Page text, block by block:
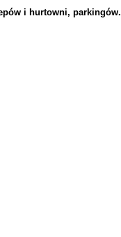
i hurtowni, parkingów.